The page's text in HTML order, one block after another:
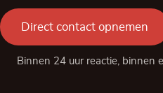
Direct contact opnemen
Binnen 24 uur reactie, binnen